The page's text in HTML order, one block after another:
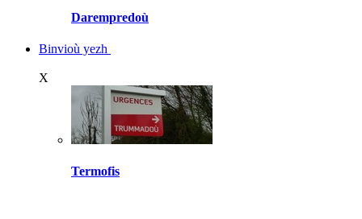
Darempredoù
Binvioù yezh
X
Termofis